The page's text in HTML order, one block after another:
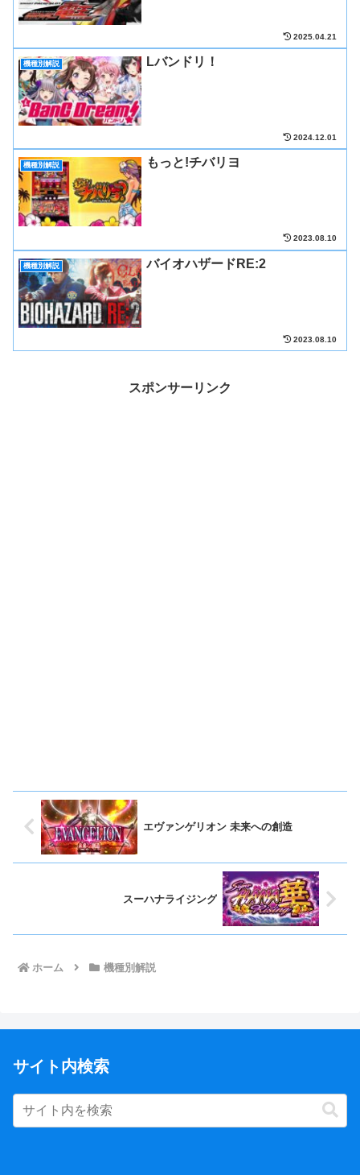
2025.04.21
機種別解説 Lバンドリ！
2024.12.01
機種別解説 もっと!チバリヨ
2023.08.10
機種別解説 バイオハザードRE:2
2023.08.10
スポンサーリンク
エヴァンゲリオン 未来への創造
スーハナライジング
ホーム 機種別解説
サイト内検索